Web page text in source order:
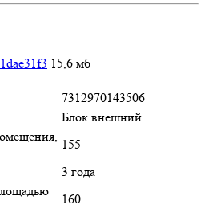
15,6 мб
7312970143506
Блок внешний
155
3 года
160